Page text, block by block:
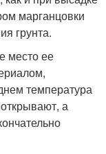
марганцовки
грунта.
место ее
температура
а